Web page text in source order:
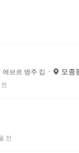
에브르 병주 킴 모종
전